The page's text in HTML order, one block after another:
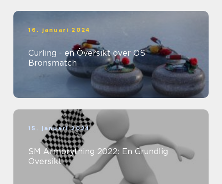
16. januari 2024
Curling - en Översikt över OS
Bronsmatch
15. januari 2024
SM Armbrytning 2022: En Grundlig
Översikt